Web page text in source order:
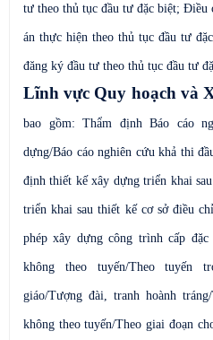
tư theo thủ tục đầu tư đặc biệt; Điều
án thực hiện theo thủ tục đầu tư
đăng ký đầu tư theo thủ tục đầu tư
Lĩnh vực Quy hoạch và
bao gồm: Thẩm định Báo cáo
dựng/Báo cáo nghiên cứu khả thi
định thiết kế xây dựng triển khai
triển khai sau thiết kế cơ sở điều
phép xây dựng công trình cấp
không theo tuyến/Theo tuyến
giáo/Tượng đài, tranh hoành
không theo tuyến/Theo giai đoạn